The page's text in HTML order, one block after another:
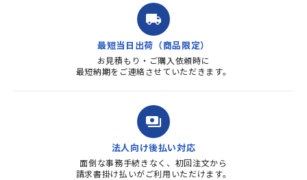
ました。商品到着も早く、品
質・使いやすさで満足していま
す。また、リピートするときは
よろしくお...
local_shipping
最短当日出荷（商品限定）
お見積もり・ご購入依頼時に
最短納期をご連絡させていただきます。
payments
法人向け後払い対応
面倒な事務手続きなく、初回注文から
請求書掛け払いがご利用いただけます。